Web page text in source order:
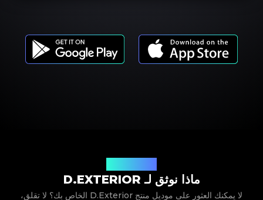
ماذا نوثق لـ D.EXTERIOR
لا يمكنك العثور على موديل منتج D.Exterior الخاص بك؟ لا تقلق،